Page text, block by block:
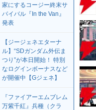
家にするコージー終末サ
バイバル『In the Van』
発表
【ジージェネエターナ
ル】“SDガンダム外伝ま
つり”が本日開始！ 特別
なログインボーナスなど
が開催中【Gジェネ】
『ファイアーエムブレム
万紫千紅』兵種（クラ